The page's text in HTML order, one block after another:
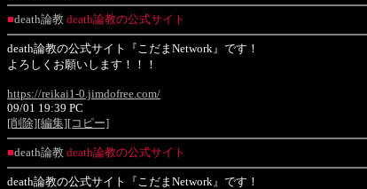
■death論教 death論教の公式サイト
death論教の公式サイト『こだまNetwork』です！
よろしくお願いします！！！
https://reikai1-0.jimdofree.com/
09/01 19:39 PC
[削除][編集][コピー]
■death論教 death論教の公式サイト
death論教の公式サイト『こだまNetwork』です！